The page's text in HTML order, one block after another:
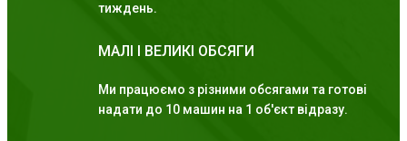
тиждень.
МАЛІ І ВЕЛИКІ ОБСЯГИ
Ми працюємо з різними обсягами та готові
надати до 10 машин на 1 об'єкт відразу.